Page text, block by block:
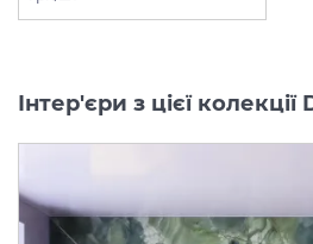
Інтер'єри з цієї колекції